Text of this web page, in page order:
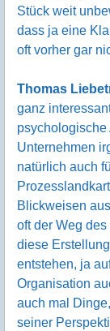
Stück weit
dass ja eine
oft vorher gar
Thomas
ganz
psychologische
Unternehmen
natürlich auch
Blickweisen
oft der Weg
diese
entstehen, ja
Organisation
auch mal
seiner